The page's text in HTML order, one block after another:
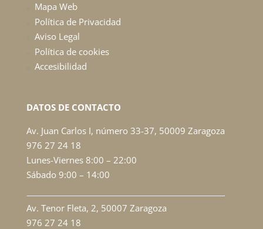
Mapa Web
Política de Privacidad
Aviso Legal
Política de cookies
Accesibilidad
DATOS DE CONTACTO
Av. Juan Carlos I, número 33-37, 50009 Zaragoza
976 27 24 18
Lunes-Viernes 8:00 – 22:00
Sábado 9:00 – 14:00
Av. Tenor Fleta, 2, 50007 Zaragoza
976 27 24 18